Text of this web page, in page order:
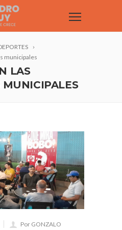
municipales
LAS
Por GONZALO